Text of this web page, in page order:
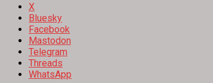
X
Bluesky
Facebook
Mastodon
Telegram
Threads
WhatsApp